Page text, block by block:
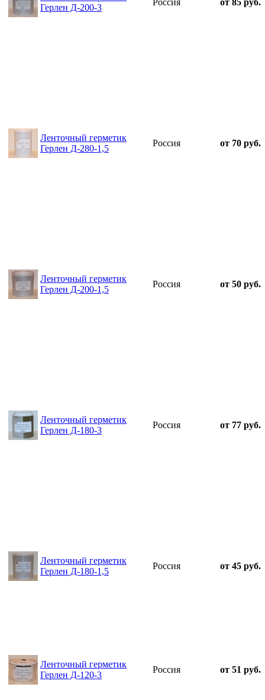
Герлен Д-200-3
Россия от 85 руб.
Ленточный герметик
Герлен Д-280-1,5
Россия от 70 руб.
Ленточный герметик
Герлен Д-200-1,5
Россия от 50 руб.
Ленточный герметик
Герлен Д-180-3
Россия от 77 руб.
Ленточный герметик
Герлен Д-180-1,5
Россия от 45 руб.
Ленточный герметик
Герлен Д-120-3
Россия от 51 руб.